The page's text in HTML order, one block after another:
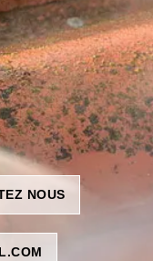
NOUS